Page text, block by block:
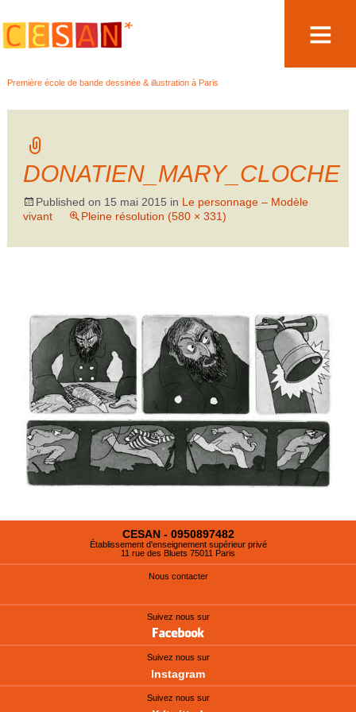
Première école de bande dessinée & illustration à Paris
au
DONATIEN_MARY_CLOCHE
Published on 15 mai 2015 in Le personnage – Modèle
vivant
Pleine résolution (580 × 331)
CESAN - 0950897482
Établissement d'enseignement supérieur privé
11 rue des Bluets 75011 Paris
Nous contacter
Suivez nous sur
Suivez nous sur
Instagram
Suivez nous sur